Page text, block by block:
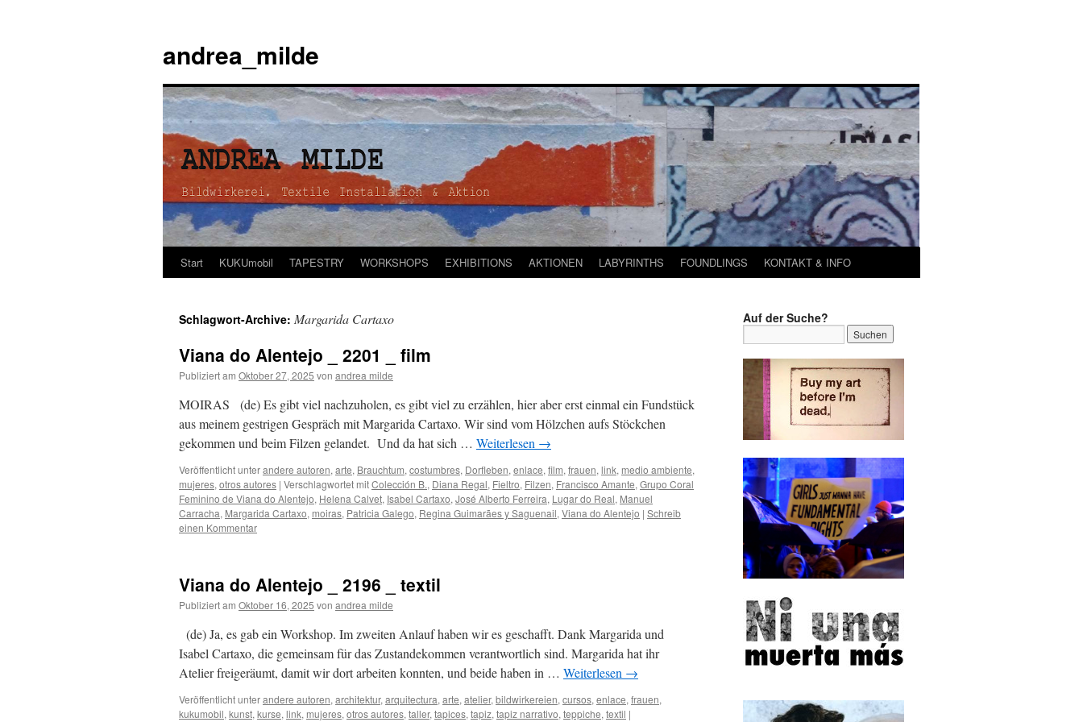
andrea_milde
Zum
springen
Start KUKUmobil TAPESTRY WORKSHOPS EXHIBITIONS AKTIONEN LABYRINTHS FOUNDLINGS KONTAKT & INFO
Schlagwort-Archive: Margarida Cartaxo
Viana do Alentejo _ 2201 _ film
Publiziert am Oktober 27, 2025 von andrea milde
MOIRAS (de) Es gibt viel nachzuholen, es gibt viel zu erzählen, hier aber erst einmal ein Fundstück
aus meinem gestrigen Gespräch mit Margarida Cartaxo. Wir sind vom Hölzchen aufs Stöckchen
gekommen und beim Filzen gelandet. Und da hat sich … Weiterlesen →
Veröffentlicht unterandere autoren, arte, Brauchtum, costumbres, Dorfleben, enlace, film, frauen, link, medio ambiente,
mujeres, otros autores | Verschlagwortet mitColección B., Diana Regal, Fieltro, Filzen, Francisco Amante, Grupo Coral
Feminino de Viana do Alentejo, Helena Calvet, Isabel Cartaxo, José Alberto Ferreira, Lugar do Real, Manuel
Carracha, Margarida Cartaxo, moiras, Patricia Galego, Regina Guimarães y Saguenail, Viana do Alentejo | Schreib
einen Kommentar
Viana do Alentejo _ 2196 _ textil
Publiziert am Oktober 16, 2025 von andrea milde
(de) Ja, es gab ein Workshop. Im zweiten Anlauf haben wir es geschafft. Dank Margarida und
Isabel Cartaxo, die gemeinsam für das Zustandekommen verantwortlich sind. Margarida hat ihr
Atelier freigeräumt, damit wir dort arbeiten konnten, und beide haben in … Weiterlesen →
Veröffentlicht unterandere autoren, architektur, arquitectura, arte, atelier, bildwirkereien, cursos, enlace, frauen,
kukumobil, kunst, kurse, link, mujeres, otros autores, taller, tapices, tapiz, tapiz narrativo, teppiche, textil |
Auf der Suche?